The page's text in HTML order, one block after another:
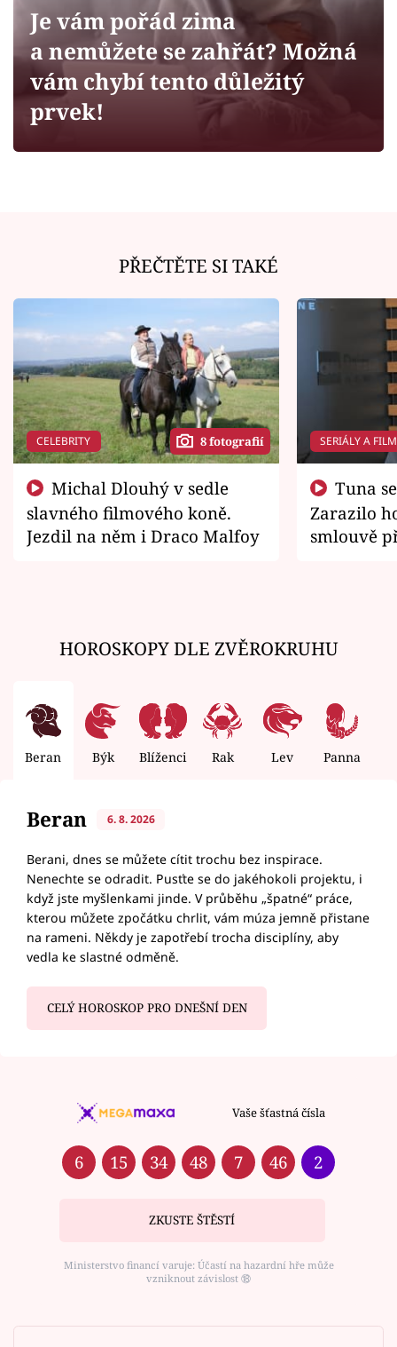
Sledujte prima+
Filmový festival Karlovy Vary
Sledujte nás
Je vám pořád zima
a nemůžete se zahřát? Možná
vám chybí tento důležitý
prvek!
PŘEČTĚTE SI TAKÉ
CELEBRITY 8 fotografií
slavného filmového koně.
Jezdil na něm i Draco Malfoy
SERIÁLY A
Zarazilo
smlouvě
HOROSKOPY DLE ZVĚROKRUHU
Beran Býk Blíženci Rak Lev Panna
Beran 6. 8. 2026
Berani, dnes se můžete cítit trochu bez inspirace.
Nenechte se odradit. Pusťte se do jakéhokoli projektu, i
když jste myšlenkami jinde. V průběhu „špatné“ práce,
kterou můžete zpočátku chrlit, vám múza jemně přistane
na rameni. Někdy je zapotřebí trocha disciplíny, aby
vedla ke slastné odměně.
CELÝ HOROSKOP PRO DNEŠNÍ DEN
Vaše šťastná čísla
6 15 34 48 7 46 2
ZKUSTE ŠTĚSTÍ
Ministerstvo financí varuje: Účastí na hazardní hře může
vzniknout závislost ⑱